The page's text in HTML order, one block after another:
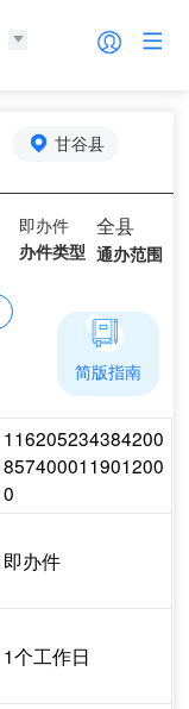
甘谷县
即办件
办件类型
全县
通办范围
116205234384200
857400011901200
0
即办件
1个工作日
简版指南